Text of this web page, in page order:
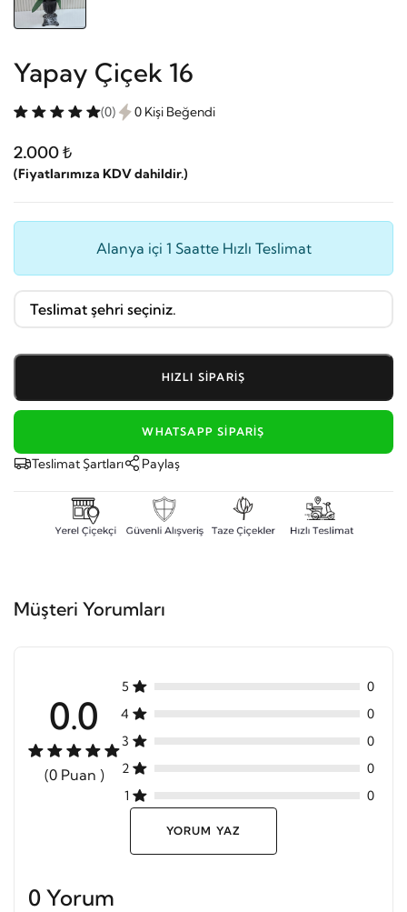
Yapay Çiçek 16
(0) 0 Kişi Beğendi
2.000 ₺
(Fiyatlarımıza KDV dahildir.)
Alanya içi 1 Saatte Hızlı Teslimat
HIZLI SIPARIŞ
WHATSAPP SIPARIŞ
Teslimat Şartları Paylaş
Müşteri Yorumları
0.0
(0 Puan )
5
0
4
0
3
0
2
0
1
0
YORUM YAZ
0 Yorum